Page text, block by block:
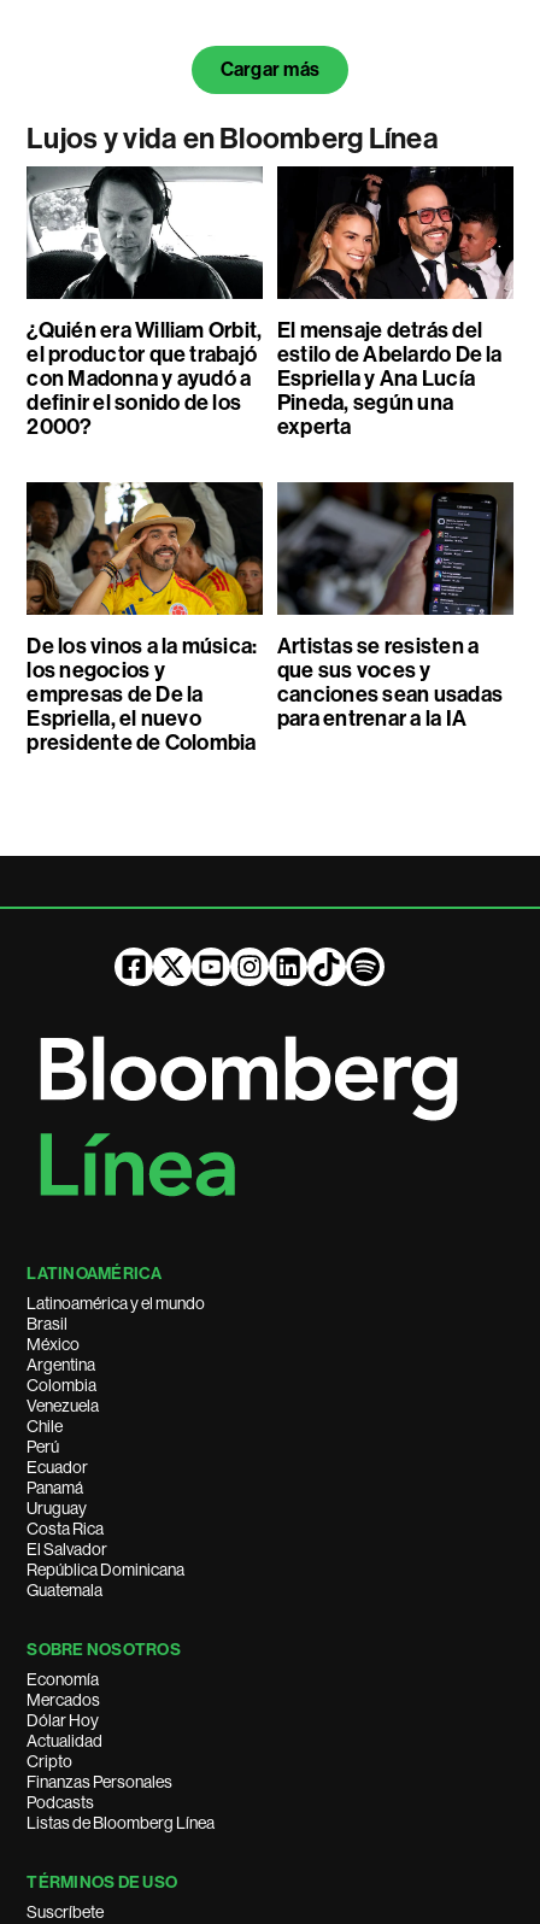
Cargar más
Lujos y vida en Bloomberg Línea
¿Quién era William Orbit,
el productor que trabajó
con Madonna y ayudó a
definir el sonido de los
2000?
El mensaje detrás del
estilo de Abelardo De la
Espriella y Ana Lucía
Pineda, según una
experta
De los vinos a la música:
los negocios y
empresas de De la
Espriella, el nuevo
presidente de Colombia
Artistas se resisten a
que sus voces y
canciones sean usadas
para entrenar a la IA
LATINOAMÉRICA
Latinoamérica y el mundo
Brasil
México
Argentina
Colombia
Venezuela
Chile
Perú
Ecuador
Panamá
Uruguay
Costa Rica
El Salvador
República Dominicana
Guatemala
SOBRE NOSOTROS
Economía
Mercados
Dólar Hoy
Actualidad
Cripto
Finanzas Personales
Podcasts
Listas de Bloomberg Línea
TÉRMINOS DE USO
Suscríbete